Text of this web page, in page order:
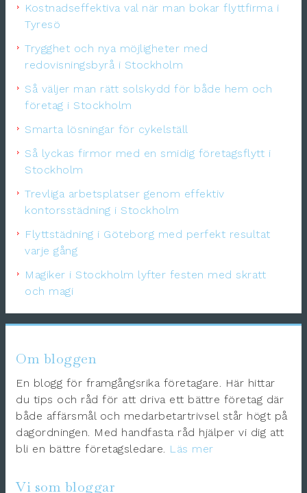
Kostnadseffektiva val när man bokar flyttfirma i
Tyresö
Trygghet och nya möjligheter med
redovisningsbyrå i Stockholm
Så väljer man rätt solskydd för både hem och
företag i Stockholm
Smarta lösningar för cykelställ
Så lyckas firmor med en smidig företagsflytt i
Stockholm
Trevliga arbetsplatser genom effektiv
kontorsstädning i Stockholm
Flyttstädning i Göteborg med perfekt resultat
varje gång
Magiker i Stockholm lyfter festen med skratt
och magi
Om bloggen
En blogg för framgångsrika företagare. Här hittar
du tips och råd för att driva ett bättre företag där
både affärsmål och medarbetartrivsel står högt på
dagordningen. Med handfasta råd hjälper vi dig att
bli en bättre företagsledare. Läs mer
Vi som bloggar